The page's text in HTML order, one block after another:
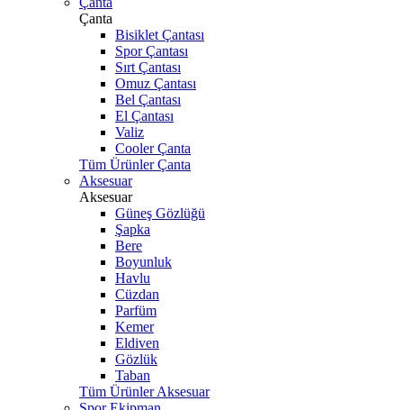
Çanta
Bisiklet Çantası
Spor Çantası
Sırt Çantası
Omuz Çantası
Bel Çantası
El Çantası
Valiz
Cooler Çanta
Tüm Ürünler Çanta
Aksesuar
Aksesuar
Güneş Gözlüğü
Şapka
Bere
Boyunluk
Havlu
Cüzdan
Parfüm
Kemer
Eldiven
Gözlük
Taban
Tüm Ürünler Aksesuar